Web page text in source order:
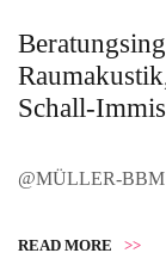
Schall-
@MÜLLER-BBM
READ MORE >>